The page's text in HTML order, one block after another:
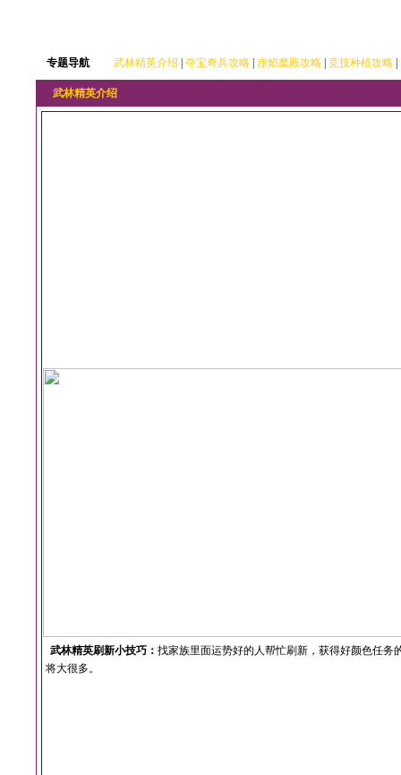
专题导航 武林精英介绍 夺宝奇兵攻略 赤焰魔殿攻略 竞技种植攻略
武林精英介绍
武林精英刷新小技巧： 找家族里面运势好的人帮忙刷新，获得好颜色任务
将大很多。